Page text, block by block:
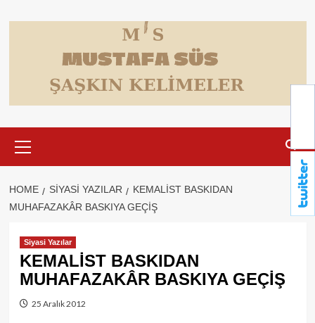
to
Menu
HOME SIYASI YAZILAR
KEMALİST BASKIDAN
MUHAFAZAKÂR BASKIYA GEÇİŞ
Siyasi Yazılar
KEMALİST BASKIDAN
MUHAFAZAKÂR BASKIYA GEÇİŞ
25 Aralık 2012